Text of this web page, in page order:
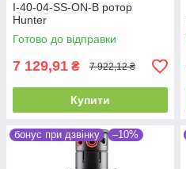
I-40-04-SS-ON-B ротор
Hunter
Готово до відправки
7 129,91 ₴ 7 922,12 ₴
Купити
бонус при дзвінку –10%